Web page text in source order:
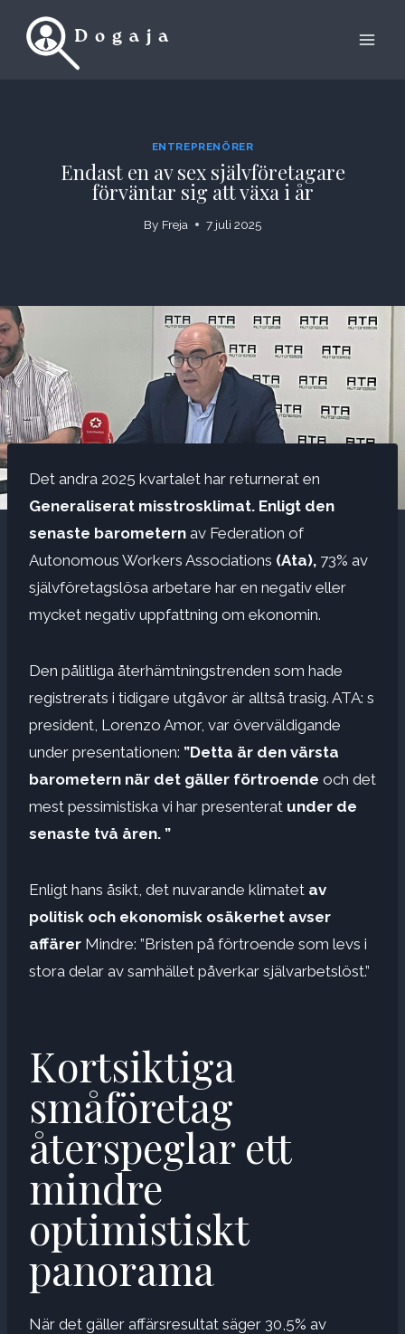
ENTREPRENÖRER
Endast en av sex självföretagare
förväntar sig att växa i år
By Freja 7 juli 2025
Det andra 2025 kvartalet har returnerat en
Generaliserat misstrosklimat. Enligt den
senaste barometern av Federation of
Autonomous Workers Associations (Ata), 73% av
självföretagslösa arbetare har en negativ eller
mycket negativ uppfattning om ekonomin.
Den pålitliga återhämtningstrenden som hade
registrerats i tidigare utgåvor är alltså trasig. ATA: s
president, Lorenzo Amor, var överväldigande
under presentationen: ”Detta är den värsta
barometern när det gäller förtroende och det
mest pessimistiska vi har presenterat under de
senaste två åren. ”
Enligt hans åsikt, det nuvarande klimatet av
politisk och ekonomisk osäkerhet avser
affärer Mindre: ”Bristen på förtroende som levs i
stora delar av samhället påverkar självarbetslöst.”
Kortsiktiga
småföretag
återspeglar ett
mindre
optimistiskt
panorama
När det gäller affärsresultat säger 30,5% av